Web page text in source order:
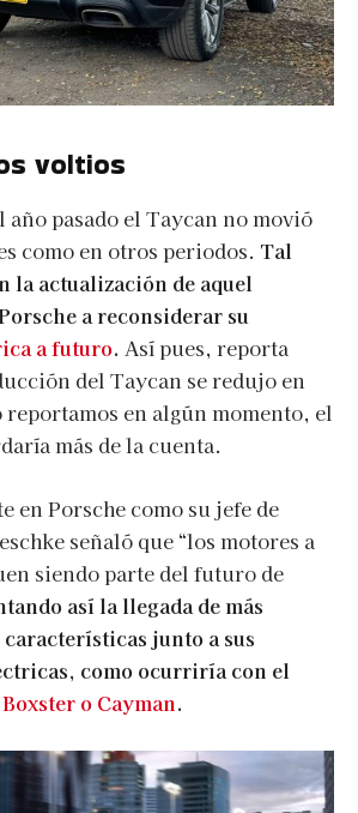
voltios
año pasado el Taycan no movió
como en otros periodos. Tal
la actualización de aquel
a reconsiderar su
a futuro. Así pues, reporta
del Taycan se redujo en
reportamos en algún momento, el
más de la cuenta.
en Porsche como su jefe de
señaló que “los motores a
siendo parte del futuro de
así la llegada de más
características junto a sus
como ocurriría con el
Boxster o Cayman.